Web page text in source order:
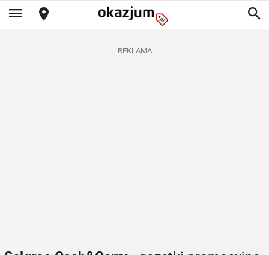
REKLAMA